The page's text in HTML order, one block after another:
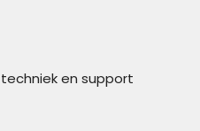
en support